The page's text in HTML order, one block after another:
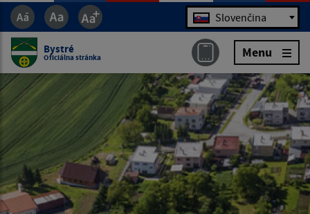
Jazyk Slovenčina
Bystré
Oficiálna stránka Menu